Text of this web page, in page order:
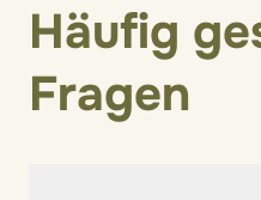
Häufig
Fragen